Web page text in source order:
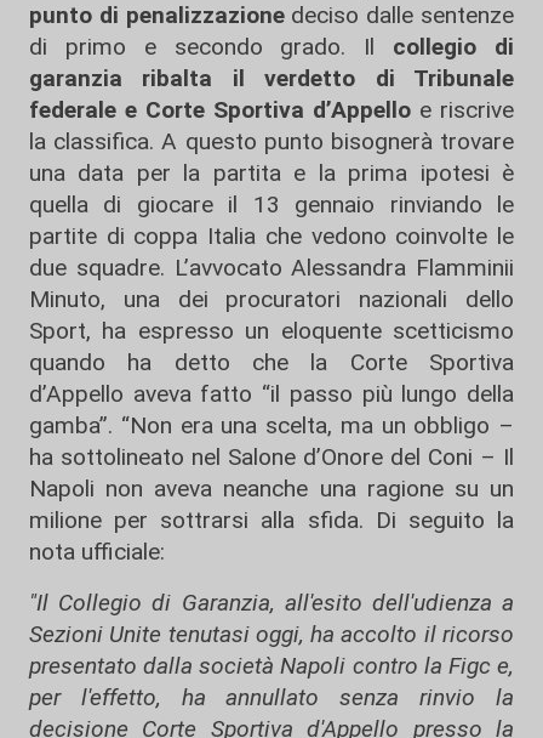
punto di penalizzazionedeciso dalle sentenze
di primo e secondo grado. Il collegio di
garanzia ribalta il verdetto di Tribunale
federale e Corte Sportiva d’Appello e riscrive
la classifica. A questo punto bisognerà trovare
una data per la partita e la prima ipotesi è
quella di giocare il 13 gennaio rinviando le
partite di coppa Italia che vedono coinvolte le
due squadre. L’avvocato Alessandra Flamminii
Minuto, una dei procuratori nazionali dello
Sport, ha espresso un eloquente scetticismo
quando ha detto che la Corte Sportiva
d’Appello aveva fatto “il passo più lungo della
gamba”. “Non era una scelta, ma un obbligo –
ha sottolineato nel Salone d’Onore del Coni – Il
Napoli non aveva neanche una ragione su un
milione per sottrarsi alla sfida. Di seguito la
nota ufficiale:
"Il Collegio di Garanzia, all'esito dell'udienza a
Sezioni Unite tenutasi oggi, ha accolto il ricorso
presentato dalla società Napoli contro la Figc e,
per l'effetto, ha annullato senza rinvio la
decisione Corte Sportiva d'Appello presso la